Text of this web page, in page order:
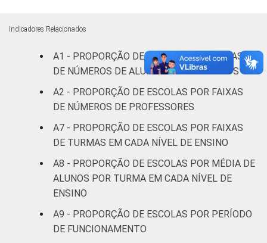
Indicadores Relacionados
A1 - PROPORÇÃO DE ESCOLAS POR FAIXAS
DE NÚMEROS DE ALUNOS MATRICULADOS
A2 - PROPORÇÃO DE ESCOLAS POR FAIXAS
DE NÚMEROS DE PROFESSORES
A7 - PROPORÇÃO DE ESCOLAS POR FAIXAS
DE TURMAS EM CADA NÍVEL DE ENSINO
A8 - PROPORÇÃO DE ESCOLAS POR MÉDIA DE
ALUNOS POR TURMA EM CADA NÍVEL DE
ENSINO
A9 - PROPORÇÃO DE ESCOLAS POR PERÍODO
DE FUNCIONAMENTO